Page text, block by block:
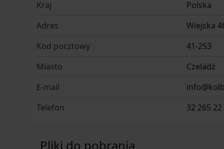
Kraj
Polska
Adres
Wiejska
Kod pocztowy
41-253
Miasto
Czeladź
E-mail
Telefon
32 265 22
Pliki do pobrania